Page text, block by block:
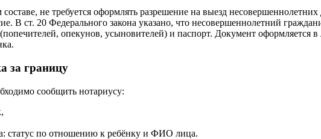
не требуется оформлять разрешение на выезд
В ст. 20 Федерального закона указано, что несовершеннолетний
(попечителей, опекунов, усыновителей) и паспорт. Документ
за границу
сообщить нотариусу:
статус по отношению к ребёнку и ФИО лица.